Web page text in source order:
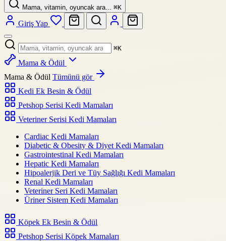
Mama, vitamin, oyuncak ara... ⌘K
Giriş Yap
⌘K
Mama & Ödül
Mama & Ödül Tümünü gör
Kedi Ek Besin & Ödül
Petshop Serisi Kedi Mamaları
Veteriner Serisi Kedi Mamaları
Cardiac Kedi Mamaları
Diabetic & Obesity & Diyet Kedi Mamaları
Gastrointestinal Kedi Mamaları
Hepatic Kedi Mamaları
Hipoalerjik Deri ve Tüy Sağlığı Kedi Mamaları
Renal Kedi Mamaları
Veteriner Seri Kedi Mamaları
Üriner Sistem Kedi Mamaları
Köpek Ek Besin & Ödül
Petshop Serisi Köpek Mamaları